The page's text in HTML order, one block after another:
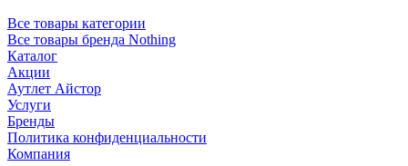
Все товары категории
Все товары бренда Nothing
Каталог
Акции
Аутлет Айстор
Услуги
Бренды
Политика конфиденциальности
Компания